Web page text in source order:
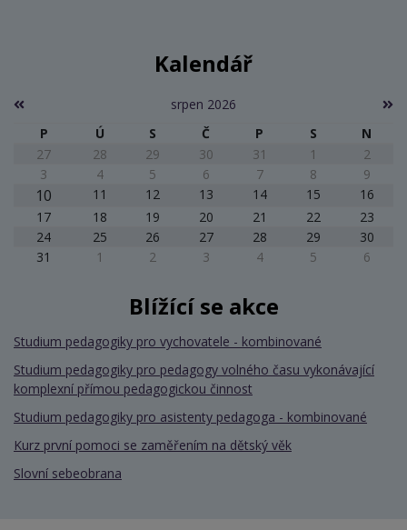
Kalendář
srpen 2026
P
Ú S Č P S
N
27
28 29 30 31 1
2
3
4 5 6 7 8 9
10 11 12 13 14 15
16
17
18 19 20 21 22
23
24
25 26 27 28 29
30
31
1 2 3 4 5 6
Blížící se akce
Studium pedagogiky pro vychovatele - kombinované
Studium pedagogiky pro pedagogy volného času vykonávající
komplexní přímou pedagogickou činnost
Studium pedagogiky pro asistenty pedagoga - kombinované
Kurz první pomoci se zaměřením na dětský věk
Slovní sebeobrana